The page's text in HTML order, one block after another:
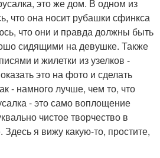
это же дом. В одном из
что она носит рубашки сфинкса
что они и правда должны быть
сидящими на девушке. Также
и жилетки из узелков -
это на фото и сделать
- намного лучше, чем то, что
- это само воплощение
чистое творчество в
Здесь я вижу какую-то, простите,